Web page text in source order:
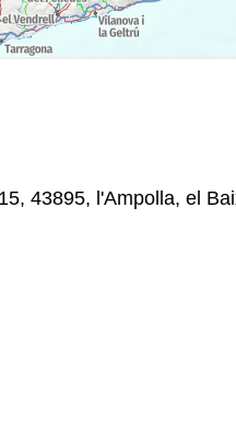
43895, l'Ampolla, el